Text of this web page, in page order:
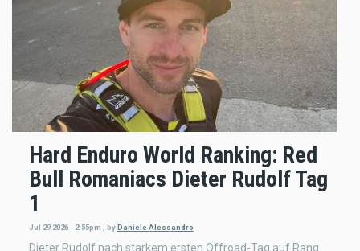
Hard Enduro World Ranking: Red
Bull Romaniacs Dieter Rudolf Tag
1
Jul 29 2026 - 2:55pm byDaniele Alessandro
Dieter Rudolf nach starkem ersten Offroad-Tag auf Rang